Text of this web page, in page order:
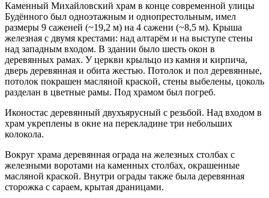
Каменный Михайловский храм в конце современной улицы
Будённого был одноэтажным и однопрестольным, имел
размеры 9 саженей (~19,2 м) на 4 сажени (~8,5 м). Крыша
железная с двумя крестами: над алтарём и на выступе стены
над западным входом. В здании было шесть окон в
деревянных рамах. У церкви крыльцо из камня и кирпича,
дверь деревянная и обита жестью. Потолок и пол деревянные,
потолок покрашен масляной краской, стены выбелены, цоколь
разделан в цветные рамы. Под храмом был погреб.
Иконостас деревянный двухъярусный с резьбой. Над входом в
храм укреплены в окне на перекладине три небольших
колокола.
Вокруг храма деревянная ограда на железных столбах с
железными воротами на каменных столбах, окрашенные
масляной краской. Внутри ограды также была деревянная
сторожка с сараем, крытая драницами.